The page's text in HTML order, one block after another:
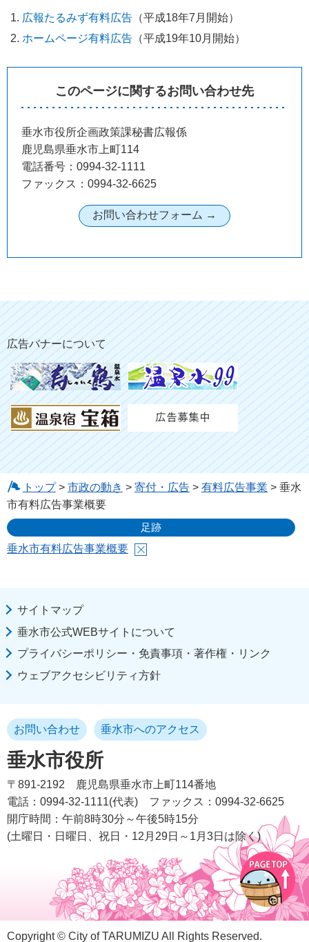
広報たるみず有料広告 （平成18年7月開始）
ホームページ有料広告 （平成19年10月開始）
このページに関するお問い合わせ先
垂水市役所企画政策課秘書広報係
鹿児島県垂水市上町114
電話番号：0994-32-1111
ファックス：0994-32-6625
広告バナーについて
トップ> 市政の動き > 寄付・広告> 有料広告事業 > 垂水
市有料広告事業概要
足跡
垂水市有料広告事業概要
サイトマップ
垂水市公式WEBサイトについて
プライバシーポリシー・免責事項・著作権・リンク
ウェブアクセシビリティ方針
垂水市役所
お問い合わせ 垂水市へのアクセス
〒891-2192
鹿児島県垂水市上町114番地
電話：0994-32-1111(代表)
ファックス：0994-32-6625
開庁時間：午前8時30分～午後5時15分
(土曜日・日曜日、祝日・12月29日～1月3日は除く)
Copyright © City of TARUMIZU All Rights Reserved.